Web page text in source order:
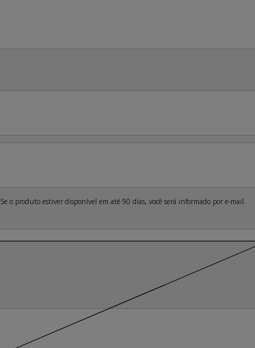
Se o produto estiver disponível em até 90 dias, você será informado por e-mail.